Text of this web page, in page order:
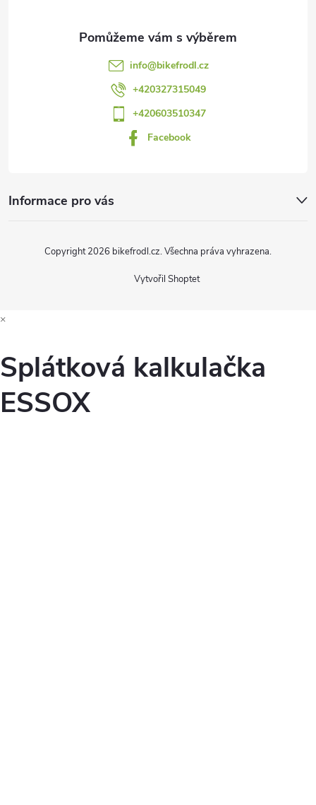
info@bikefrodl.cz
+420327315049
+420603510347
Facebook
Informace pro vás
Vytvořil Shoptet
Copyright 2026 bikefrodl.cz. Všechna práva vyhrazena.
×
Splátková kalkulačka
ESSOX